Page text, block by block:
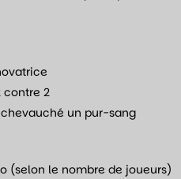
contre 2
un pur-sang
(selon le nombre de joueurs)